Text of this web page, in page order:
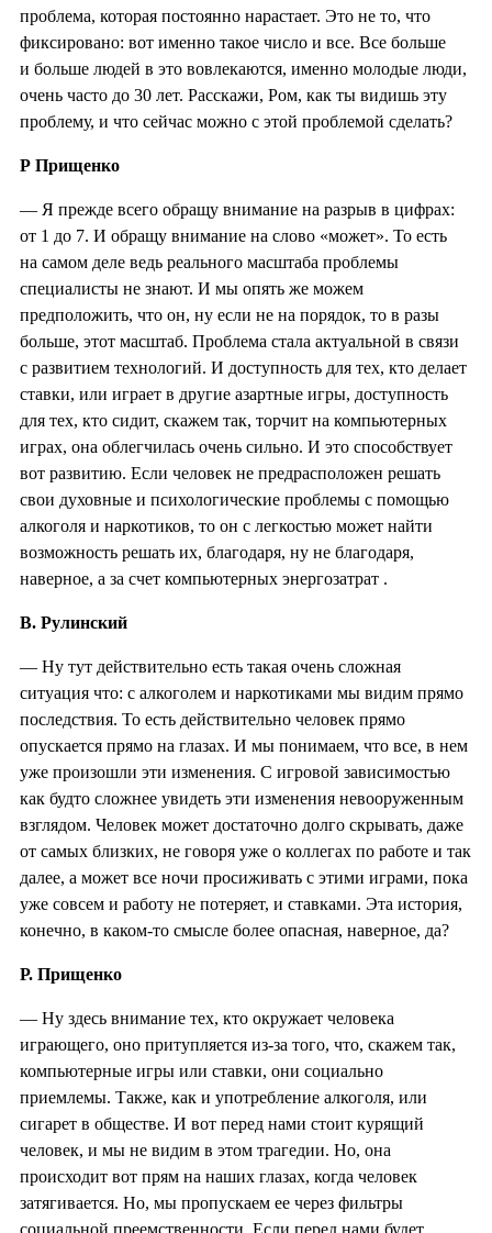
проблема, которая постоянно нарастает. Это не то, что
фиксировано: вот именно такое число и все. Все больше
и больше людей в это вовлекаются, именно молодые люди,
очень часто до 30 лет. Расскажи, Ром, как ты видишь эту
проблему, и что сейчас можно с этой проблемой сделать?
Р Прищенко
— Я прежде всего обращу внимание на разрыв в цифрах:
от 1 до 7. И обращу внимание на слово «может». То есть
на самом деле ведь реального масштаба проблемы
специалисты не знают. И мы опять же можем
предположить, что он, ну если не на порядок, то в разы
больше, этот масштаб. Проблема стала актуальной в связи
с развитием технологий. И доступность для тех, кто делает
ставки, или играет в другие азартные игры, доступность
для тех, кто сидит, скажем так, торчит на компьютерных
играх, она облегчилась очень сильно. И это способствует
вот развитию. Если человек не предрасположен решать
свои духовные и психологические проблемы с помощью
алкоголя и наркотиков, то он с легкостью может найти
возможность решать их, благодаря, ну не благодаря,
наверное, а за счет компьютерных энергозатрат .
В. Рулинский
— Ну тут действительно есть такая очень сложная
ситуация что: с алкоголем и наркотиками мы видим прямо
последствия. То есть действительно человек прямо
опускается прямо на глазах. И мы понимаем, что все, в нем
уже произошли эти изменения. С игровой зависимостью
как будто сложнее увидеть эти изменения невооруженным
взглядом. Человек может достаточно долго скрывать, даже
от самых близких, не говоря уже о коллегах по работе и так
далее, а может все ночи просиживать с этими играми, пока
уже совсем и работу не потеряет, и ставками. Эта история,
конечно, в каком-то смысле более опасная, наверное, да?
Р. Прищенко
— Ну здесь внимание тех, кто окружает человека
играющего, оно притупляется из-за того, что, скажем так,
компьютерные игры или ставки, они социально
приемлемы. Также, как и употребление алкоголя, или
сигарет в обществе. И вот перед нами стоит курящий
человек, и мы не видим в этом трагедии. Но, она
происходит вот прям на наших глазах, когда человек
затягивается. Но, мы пропускаем ее через фильтры
социальной преемственности. Если перед нами будет